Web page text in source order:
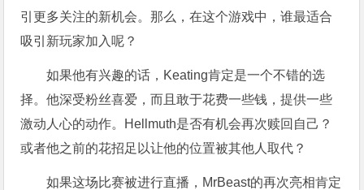
引更多关注的新机会。那么，在这个游戏中，谁最适合
吸引新玩家加入呢？
如果他有兴趣的话，Keating肯定是一个不错的选
择。他深受粉丝喜爱，而且敢于花费一些钱，提供一些
激动人心的动作。Hellmuth是否有机会再次赎回自己？
或者他之前的花招足以让他的位置被其他人取代？
如果这场比赛被进行直播，MrBeast的再次亮相肯定